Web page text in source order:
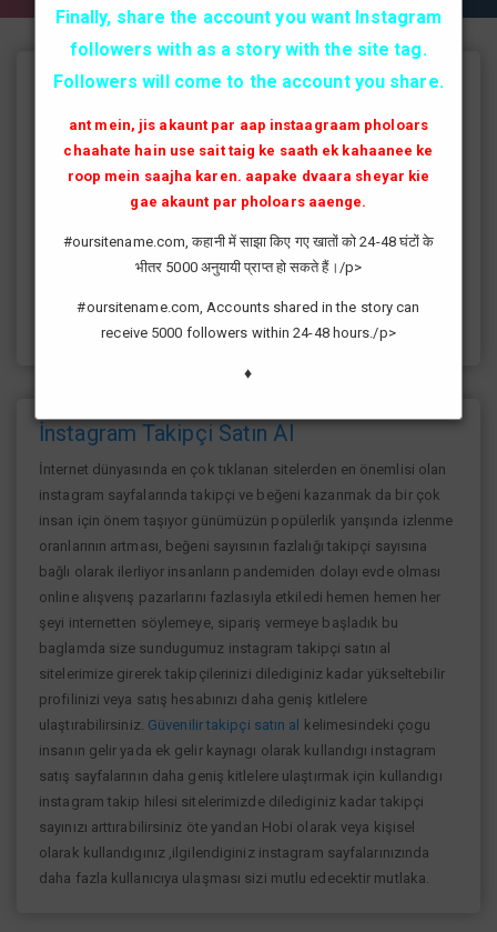
Instagram Takipçi Hilesi
instagram'da artık yüksek takipçi kasmak eskisi kadar zor değil
günümüzde bir çok kullanıcının yüksek takipçiye ulaşması ve
fenomen yolunda ilerlemesi daha da kolaylaşmıştır.instagram
fenomeni ne gibi fayda sağlar?öncelikle bir çok kişi meslek
sağlamaktadır.Sizlerde yüksek sayıda takipçiye ulaşmak
istiyorsanız sitemize giriş yaparak sizlere verilen ücretsiz
kredilerden her gün yararlanıp sayfanızı yüksek seviyelere
ulaştırabilirsiniz.
İnstagram Takipçi Satın Al
İnternet dünyasında en çok tıklanan sitelerden en önemlisi olan
instagram sayfalarında takipçi ve beğeni kazanmak da bir çok
insan için önem taşıyor günümüzün popülerlik yarışında izlenme
oranlarının artması, beğeni sayısının fazlalığı takipçi sayısına
bağlı olarak ilerliyor insanların pandemiden dolayı evde olması
online alışverış pazarlarını fazlasıyla etkiledi hemen hemen her
şeyi internetten söylemeye, sipariş vermeye başladık bu
baglamda size sundugumuz instagram takipçi satın al
sitelerimize girerek takipçilerinizi dilediginiz kadar yükseltebilir
profilinizi veya satış hesabınızı daha geniş kitlelere
ulaştırabilirsiniz. Güvenilir takipçi satın al
kelimesindeki çogu
insanın gelir yada ek gelir kaynagı olarak kullandıgı instagram
satış sayfalarının daha geniş kitlelere ulaştırmak için kullandıgı
instagram takip hilesi sitelerimizde dilediginiz kadar takipçi
sayınızı arttırabilirsiniz öte yandan Hobi olarak veya kişisel
olarak kullandıgınız ,ilgilendiginiz instagram sayfalarınızında
daha fazla kullanıcıya ulaşması sizi mutlu edecektir mutlaka.
Finally, share the account you want Instagram
followers with as a story with the site tag.
Followers will come to the account you share.
ant mein, jis akaunt par aap instaagraam pholoars
chaahate hain use sait taig ke saath ek kahaanee ke
roop mein saajha karen. aapake dvaara sheyar kie
gae akaunt par pholoars aaenge.
#oursitename.com, कहानी में साझा किए गए खातों को 24-48 घंटों के
भीतर 5000 अनुयायी प्राप्त हो सकते हैं।/p>
#oursitename.com, Accounts shared in the story can
receive 5000 followers within 24-48 hours./p>
♦